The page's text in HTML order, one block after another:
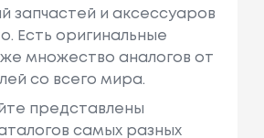
запчастей и аксессуаров
Есть оригинальные
множество аналогов от
со всего мира.
представлены
самых разных